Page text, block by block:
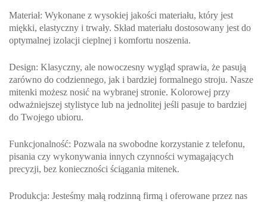
Materiał: Wykonane z wysokiej jakości materiału, który jest
miękki, elastyczny i trwały. Skład materiału dostosowany jest do
optymalnej izolacji cieplnej i komfortu noszenia.
Design: Klasyczny, ale nowoczesny wygląd sprawia, że pasują
zarówno do codziennego, jak i bardziej formalnego stroju. Nasze
mitenki możesz nosić na wybranej stronie. Kolorowej przy
odważniejszej stylistyce lub na jednolitej jeśli pasuje to bardziej
do Twojego ubioru.
Funkcjonalność: Pozwala na swobodne korzystanie z telefonu,
pisania czy wykonywania innych czynności wymagających
precyzji, bez konieczności ściągania mitenek.
Produkcja: Jesteśmy małą rodzinną firmą i oferowane przez nas